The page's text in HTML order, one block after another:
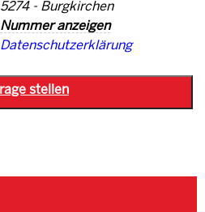
5274 - Burgkirchen
Nummer anzeigen
Datenschutzerklärung